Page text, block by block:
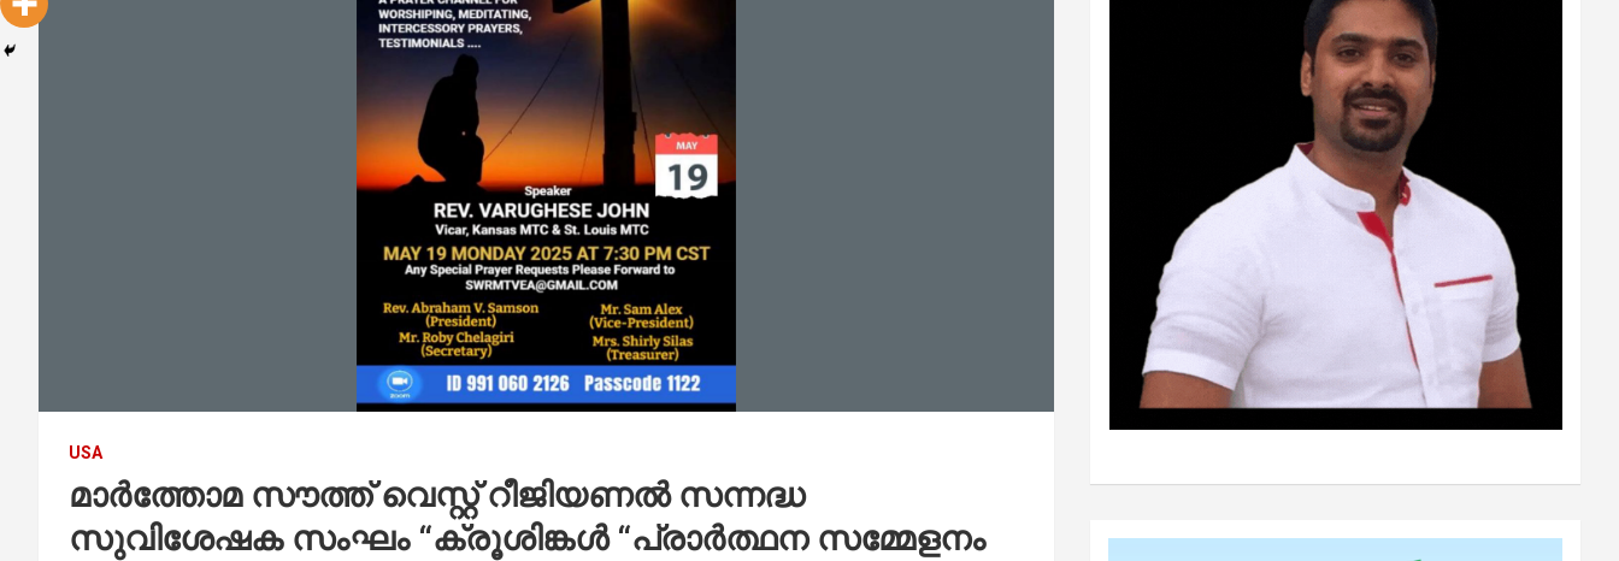
USA
മാർത്തോമ സൗത്ത് വെസ്റ്റ് റീജിയണൽ സന്നദ്ധ
സുവിശേഷക സംഘം “ക്രൂശിങ്കൾ “പ്രാർത്ഥന സമ്മേളനം